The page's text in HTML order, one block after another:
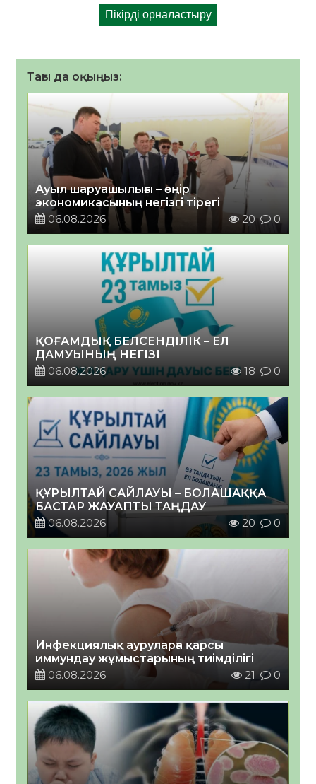
Тағы да оқыңыз:
Ауыл шаруашылығы – өңір
экономикасының негізгі тірегі
06.08.2026
20 0
ҚОҒАМДЫҚ БЕЛСЕНДІЛІК – ЕЛ
ДАМУЫНЫҢ НЕГІЗІ
06.08.2026
18 0
ҚҰРЫЛТАЙ САЙЛАУЫ – БОЛАШАҚҚА
БАСТАР ЖАУАПТЫ ТАҢДАУ
06.08.2026
20 0
Инфекциялық ауруларға қарсы
иммундау жұмыстарының тиімділігі
06.08.2026
21 0